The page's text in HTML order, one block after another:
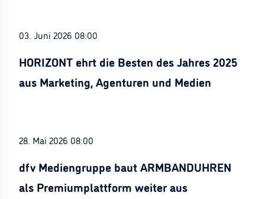
03. Juni 2026 08:00
HORIZONT ehrt die Besten des Jahres 2025
aus Marketing, Agenturen und Medien
28. Mai 2026 08:00
dfv Mediengruppe baut ARMBANDUHREN
als Premiumplattform weiter aus